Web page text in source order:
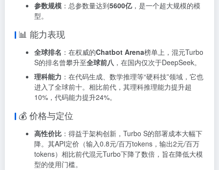
参数规模 ：总参数量达到5600亿，是一个超大规模的模
型。
📊 能力表现
全球排名 ：在权威的Chatbot Arena榜单上，混元Turbo
S的排名曾攀升至全球前八 ，在国内仅次于DeepSeek。
理科能力 ：在代码生成、数学推理等“硬科技”领域，它也
进入了全球前十。相比前代，其理科推理能力提升超
10%，代码能力提升24%。
💰 价格与定位
高性价比 ：得益于架构创新，Turbo S的部署成本大幅下
降。其API定价（输入0.8元/百万tokens，输出2元/百万
tokens）相比前代混元Turbo下降了数倍，旨在降低大模
型的使用门槛。